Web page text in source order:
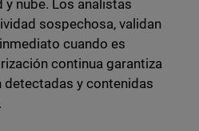
nube. Los analistas
sospechosa, validan
cuando es
continua garantiza
detectadas y contenidas